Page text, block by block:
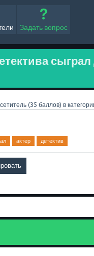
Задать вопрос
(35 баллов) в
актер детектив